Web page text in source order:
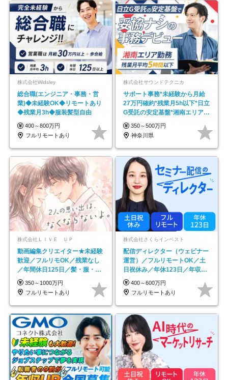
株式会社Widsley
総合職(エンジニア・事務・営
業)◆未経験OK◆リモートあり
◆残業月3h◆服装髪型自由
400～800万円
フルリモートあり
株式会社サウンドテクニカ
サポート事務*未経験から月給
27万円確約*残業月5h以下*日立
G受託の安定基盤*湘南エリア勤
務
350～500万円
神奈川県
株式会社ＬＩＶＥ ＵＰ
動画編集クリエイター★未経験
歓迎／フルリモOK／残業なし
／年間休日125日／髪・服・ネ
イル自由／研修充実で安心
350～1000万円
フルリモートあり
株式会社さくらインベスト
配信ディレクター（ウェビナー
運営）／フルリモートOK／土
日祝休み／年休123日／年収
600万円可
400～600万円
フルリモートあり